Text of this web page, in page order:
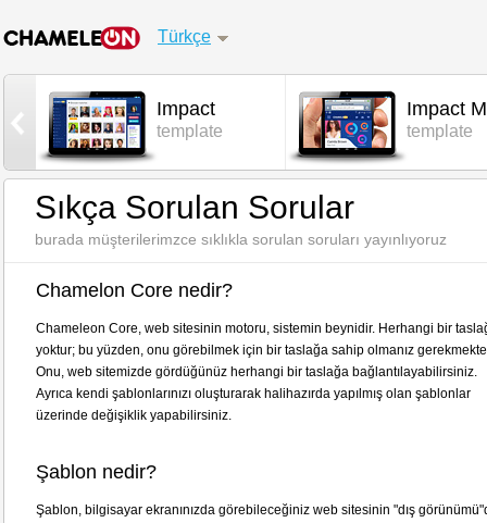
Türkçe
Impact
template
Impact
template
Sıkça Sorulan Sorular
burada müşterilerimzce sıklıkla sorulan soruları yayınlıyoruz
Chamelon Core nedir?
Chameleon Core, web sitesinin motoru, sistemin beynidir. Herhangi bir
yoktur; bu yüzden, onu görebilmek için bir taslağa sahip olmanız
Onu, web sitemizde gördüğünüz herhangi bir taslağa bağlantılayabilirsiniz.
Ayrıca kendi şablonlarınızı oluşturarak halihazırda yapılmış olan şablonlar
üzerinde değişiklik yapabilirsiniz.
Şablon nedir?
Şablon, bilgisayar ekranınızda görebileceğiniz web sitesinin "dış